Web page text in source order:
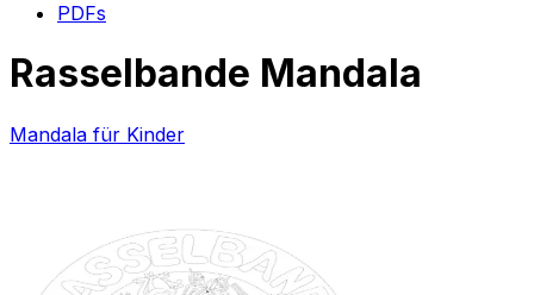
PDFs
Rasselbande Mandala
Mandala für Kinder